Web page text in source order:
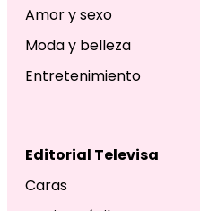
Amor y sexo
Moda y belleza
Entretenimiento
Editorial Televisa
Caras